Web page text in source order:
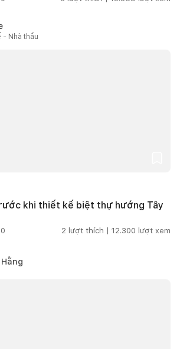
- Nhà thầu
khi thiết kế biệt thự hướng Tây
2 lượt thích | 12.300 lượt xem